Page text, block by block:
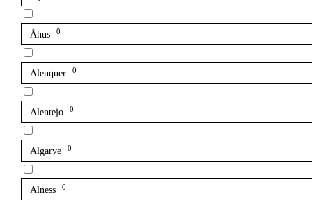
Åhus 0
Alenquer 0
Alentejo 0
Algarve 0
Alness 0